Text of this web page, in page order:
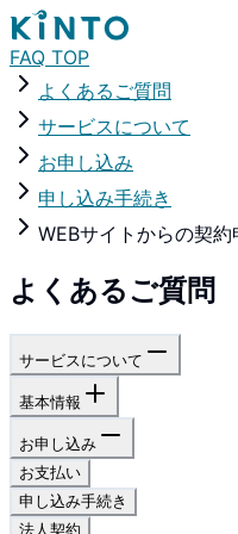
FAQ TOP
よくあるご質問
サービスについて
お申し込み
申し込み手続き
WEBサイトからの契
よくあるご質問
サービスについて
基本情報
お申し込み
お支払い
申し込み手続き
法人契約